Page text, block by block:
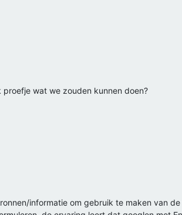
proefje wat we zouden kunnen doen?
informatie om gebruik te maken van